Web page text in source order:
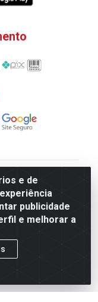
e de
publicidade
e melhorar a
132 - Praça da
135 - CNPJ
preços e
aqui são
Preços e
prévio.